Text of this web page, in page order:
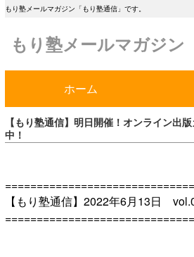
もり塾メールマガジン「もり塾通信」です。
もり塾メールマガジン
ホーム
【もり塾通信】明日開催！オンライン出
中！
【もり塾通信】2022年6月13日